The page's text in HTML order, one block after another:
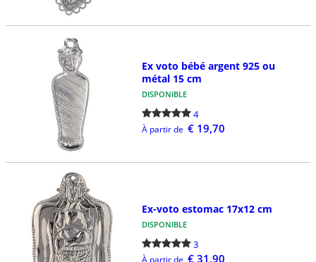
Ex voto bébé argent 925 ou
métal 15 cm
DISPONIBLE
4
À partir de € 19,70
Ex-voto estomac 17x12 cm
DISPONIBLE
3
€ 31,90